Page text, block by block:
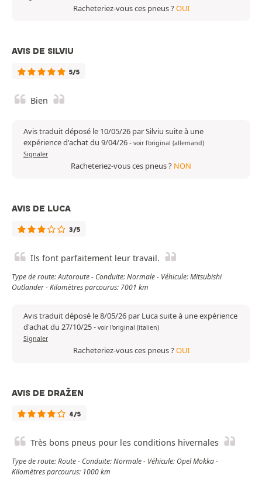
Racheteriez-vous ces pneus ?OUI
AVIS DE SILVIU
5/5
Bien
Avis traduit déposé le 10/05/26 par Silviu suite à une
expérience d'achat du 9/04/26- voir l'original (allemand)
Signaler
Racheteriez-vous ces pneus ? NON
AVIS DE LUCA
3/5
Ils font parfaitement leur travail.
Type de route: Autoroute - Conduite: Normale - Véhicule: Mitsubishi
Outlander - Kilomètres parcourus: 7001 km
Avis traduit déposé le 8/05/26 par Luca suite à une expérience
d'achat du 27/10/25- voir l'original (italien)
Signaler
Racheteriez-vous ces pneus ?OUI
AVIS DE DRAŽEN
4/5
Très bons pneus pour les conditions hivernales
Type de route: Route - Conduite: Normale - Véhicule: Opel Mokka -
Kilomètres parcourus: 1000 km